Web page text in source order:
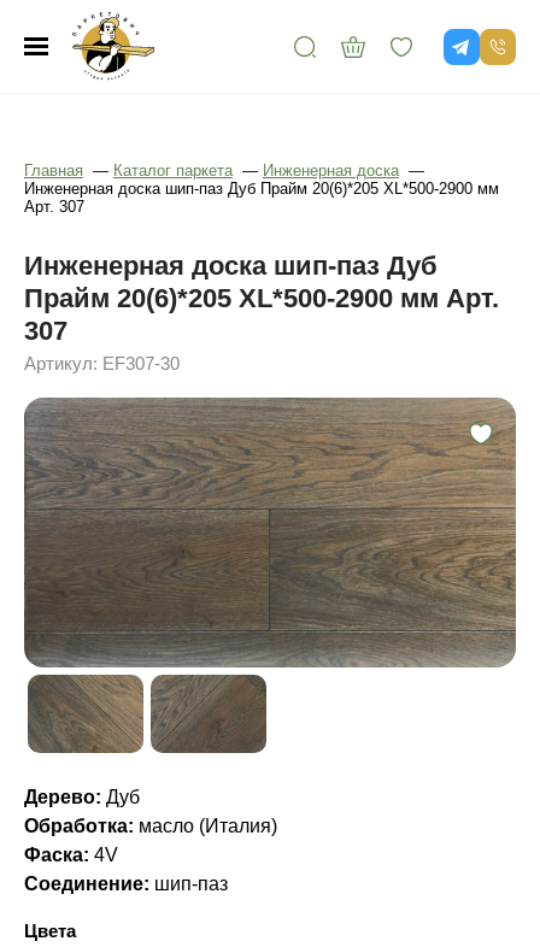
Главная — Каталог паркета — Инженерная доска —
Инженерная доска шип-паз Дуб Прайм 20(6)*205 XL*500-2900 мм
Арт. 307
Инженерная доска шип-паз Дуб
Прайм 20(6)*205 XL*500-2900 мм Арт.
307
Артикул: EF307-30
Дерево: Дуб
Обработка: масло (Италия)
Фаска: 4V
Соединение: шип-паз
Цвета